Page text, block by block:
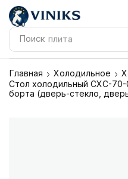
Поиск плита
Главная Холодильное
Стол холодильный СХС-70-
борта (дверь-стекло,